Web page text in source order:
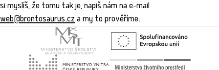
si myslíš, že tomu tak je, napiš nám na e-mail
web@brontosaurus.cza my to prověříme.